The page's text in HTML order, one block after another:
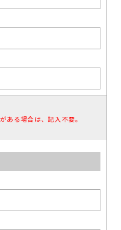
る場合は、記⼊不要。